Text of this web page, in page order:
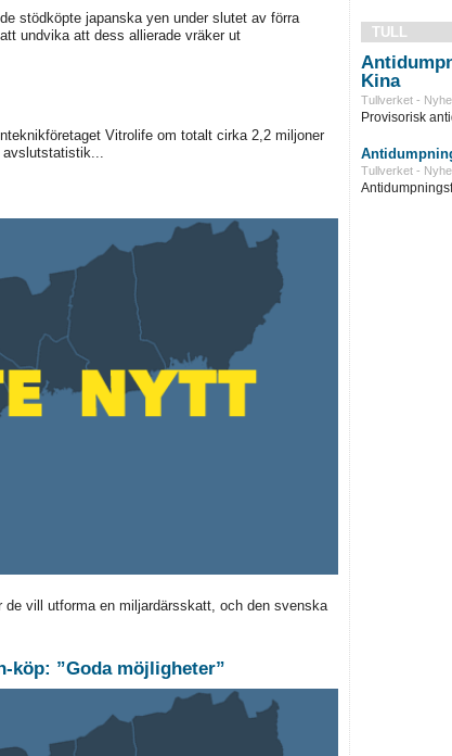
stödköpte japanska yen under slutet av förra
undvika att dess allierade vräker ut
Vitrolife om totalt cirka 2,2 miljoner
avslutstatistik...
de vill utforma en miljardärsskatt, och den svenska
köp: ”Goda möjligheter”
TULL
Kina
Tullverket -
Provisorisk
Tullverket -